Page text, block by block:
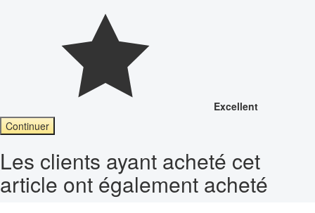
Excellent
Continuer
Les clients ayant acheté cet
article ont également acheté